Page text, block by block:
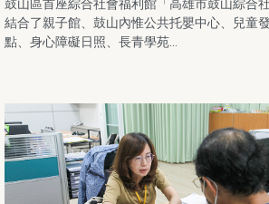
鼓山區首座綜合社會福利館「高雄市鼓山綜合社
結合了親子館、鼓山內惟公共托嬰中心、兒童
點、身心障礙日照、長青學苑...